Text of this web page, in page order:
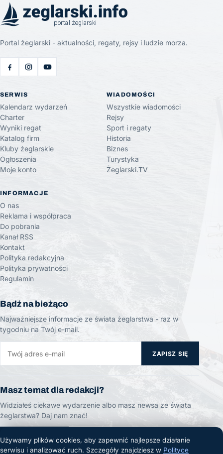
Portal żeglarski - aktualności, regaty, rejsy i ludzie morza.
SERWIS
Kalendarz wydarzeń
Charter
Wyniki regat
Katalog firm
Kluby żeglarskie
Ogłoszenia
Moje konto
WIADOMOŚCI
Wszystkie wiadomości
Rejsy
Sport i regaty
Historia
Biznes
Turystyka
Żeglarski.TV
INFORMACJE
O nas
Reklama i współpraca
Do pobrania
Kanał RSS
Kontakt
Polityka redakcyjna
Polityka prywatności
Regulamin
Bądź na bieżąco
Najważniejsze informacje ze świata żeglarstwa - raz w
tygodniu na Twój e-mail.
ZAPISZ SIĘ
Masz temat dla redakcji?
Widziałeś ciekawe wydarzenie albo masz newsa ze świata
żeglarstwa? Daj nam znać!
ZGŁOŚ TEMAT
Używamy plików cookies, aby zapewnić najlepsze działanie
serwisu i analizować ruch. Szczegóły znajdziesz w Polityce